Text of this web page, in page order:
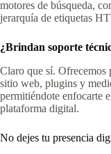
motores de búsqueda,
jerarquía de etiquetas
¿Brindan soporte
Claro que sí. Ofrecemos
sitio web, plugins y
permitiéndote enfocarte
plataforma digital.
No dejes tu presencia